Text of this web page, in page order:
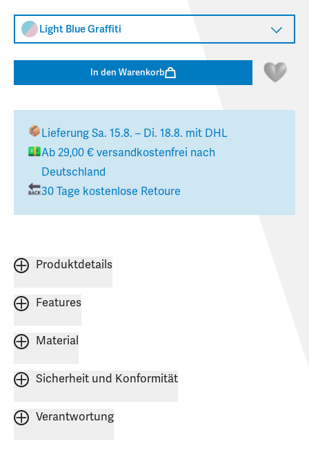
Light Blue Graffiti
In den Warenkorb
Lieferung Sa. 15.8. – Di. 18.8. mit DHL
Ab 29,00 € versandkostenfrei nach
Deutschland
30 Tage kostenlose Retoure
Produktdetails
Features
Material
Sicherheit und Konformität
Verantwortung